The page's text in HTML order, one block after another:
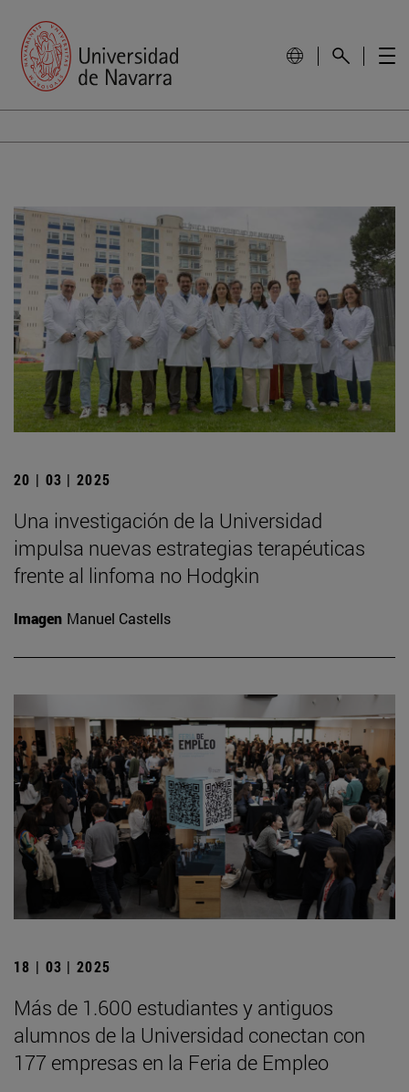
20 | 03 | 2025
Una investigación de la Universidad
impulsa nuevas estrategias terapéuticas
frente al linfoma no Hodgkin
Imagen Manuel Castells
18 | 03 | 2025
Más de 1.600 estudiantes y antiguos
alumnos de la Universidad conectan con
177 empresas en la Feria de Empleo